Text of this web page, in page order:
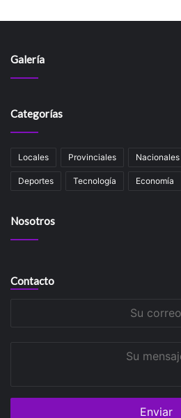
Galería
Categorías
Locales Provinciales Nacionales
Deportes Tecnología Economía
Nosotros
Contacto